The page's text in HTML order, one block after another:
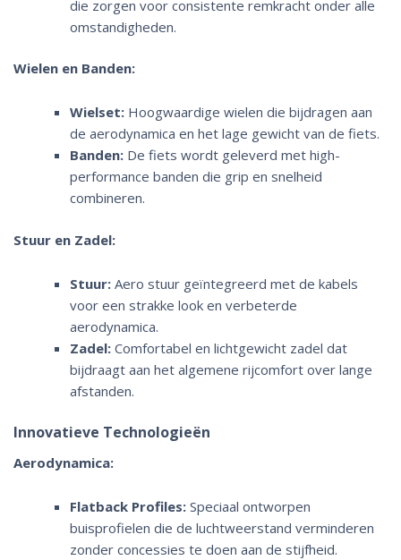
die zorgen voor consistente remkracht onder alle
omstandigheden.
Wielen en Banden:
Wielset:Hoogwaardige wielen die bijdragen aan
de aerodynamica en het lage gewicht van de fiets.
Banden:De fiets wordt geleverd met high-
performance banden die grip en snelheid
combineren.
Stuur en Zadel:
Stuur:Aero stuur geïntegreerd met de kabels
voor een strakke look en verbeterde
aerodynamica.
Zadel:Comfortabel en lichtgewicht zadel dat
bijdraagt aan het algemene rijcomfort over lange
afstanden.
Innovatieve Technologieën
Aerodynamica:
Flatback Profiles:Speciaal ontworpen
buisprofielen die de luchtweerstand verminderen
zonder concessies te doen aan de stijfheid.